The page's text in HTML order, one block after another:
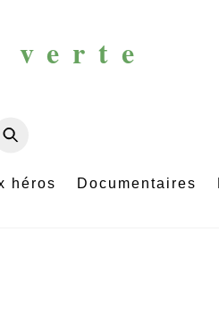
verte
héros Documentaires